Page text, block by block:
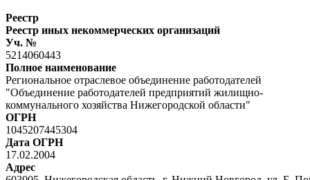
Реестр
Реестр иных некоммерческих организаций
Уч. №
5214060443
Полное наименование
Региональное отраслевое объединение работодателей
"Объединение работодателей предприятий жилищно-
коммунального хозяйства Нижегородской области"
ОГРН
1045207445304
Дата ОГРН
17.02.2004
Адрес